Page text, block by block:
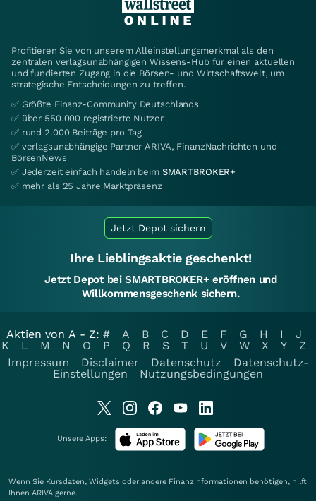
Profitieren Sie von unserem Alleinstellungsmerkmal als den
zentralen verlagsunabhängigen Wissens-Hub für einen aktuellen
und fundierten Zugang in die Börsen- und Wirtschaftswelt, um
strategische Entscheidungen zu treffen.
✅ Größte Finanz-Community Deutschlands
✅ über 550.000 registrierte Nutzer
✅ rund 2.000 Beiträge pro Tag
✅ verlagsunabhängige Partner ARIVA, FinanzNachrichten und
BörsenNews
✅ Jederzeit einfach handeln beim SMARTBROKER+
✅ mehr als 25 Jahre Marktpräsenz
Jetzt Depot sichern
Ihre Lieblingsaktie geschenkt!
Jetzt Depot bei SMARTBROKER+ eröffnen und
Willkommensgeschenk sichern.
Aktien von A - Z: # A B C D E F G H I
J
K
L M N O P Q R S T U V W X Y
Z
Impressum
Disclaimer Datenschutz
Datenschutz-
Einstellungen
Nutzungsbedingungen
Unsere Apps:
Wenn Sie Kursdaten, Widgets oder andere Finanzinformationen benötigen, hilft
Ihnen ARIVA gerne.